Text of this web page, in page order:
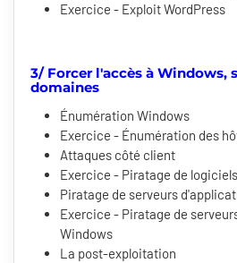
Exercice - Exploit WordPress
3/ Forcer l'accès à Windows,
domaines
Énumération Windows
Exercice - Énumération des
Attaques côté client
Exercice - Piratage de
Piratage de serveurs
Exercice - Piratage de
Windows
La post-exploitation